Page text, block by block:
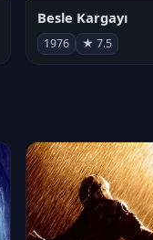
Besle Kargayı
1976 ★ 7.5